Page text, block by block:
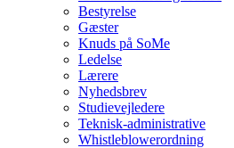
Bestyrelse
Gæster
Knuds på SoMe
Ledelse
Lærere
Nyhedsbrev
Studievejledere
Teknisk-administrative
Whistleblowerordning